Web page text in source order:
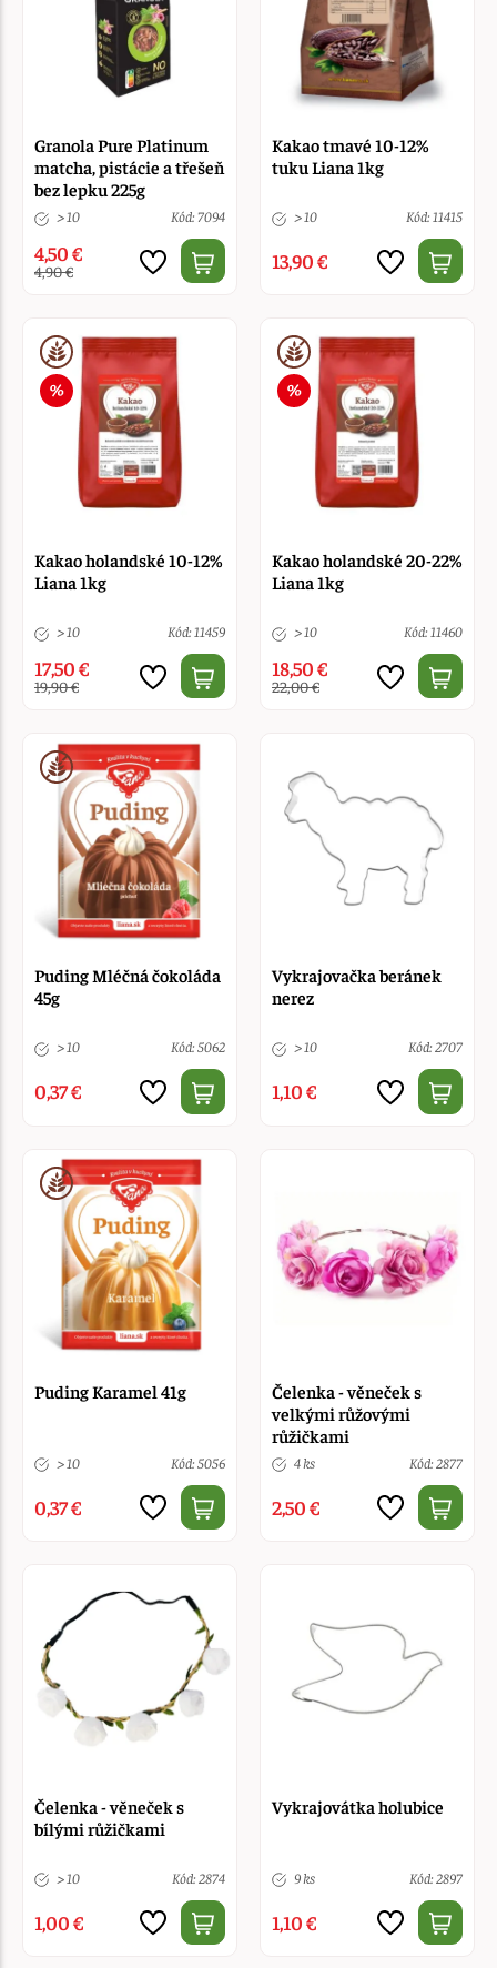
Granola Pure Platinum
matcha, pistácie a třešeň
bez lepku 225g
> 10 Kód: 7094
4,50 €
4,90 €
Kakao tmavé 10-12%
tuku Liana 1kg
> 10 Kód: 11415
13,90 €
Kakao holandské 10-12%
Liana 1kg
> 10 Kód: 11459
17,50 €
19,90 €
Kakao holandské 20-22%
Liana 1kg
> 10 Kód: 11460
18,50 €
22,00 €
Puding Mléčná čokoláda
45g
> 10 Kód: 5062
0,37 €
Vykrajovačka beránek
nerez
> 10 Kód: 2707
1,10 €
Puding Karamel 41g
> 10 Kód: 5056
0,37 €
Čelenka - věneček s
velkými růžovými
růžičkami
4 ks Kód: 2877
2,50 €
Čelenka - věneček s
bílými růžičkami
> 10 Kód: 2874
1,00 €
Vykrajovátka holubice
9 ks Kód: 2897
1,10 €